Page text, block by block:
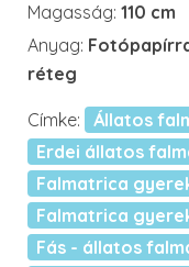
Magasság: 110 cm
Anyag:
réteg
Címke:
Állatos
Erdei állatos
Falmatrica
Falmatrica
Fás - állatos